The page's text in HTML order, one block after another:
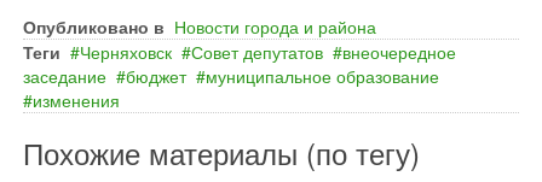
Опубликовано в Новости города и района
Теги
Черняховск Совет депутатов
внеочередное
заседание
бюджет
муниципальное образование
изменения
Похожие материалы (по тегу)